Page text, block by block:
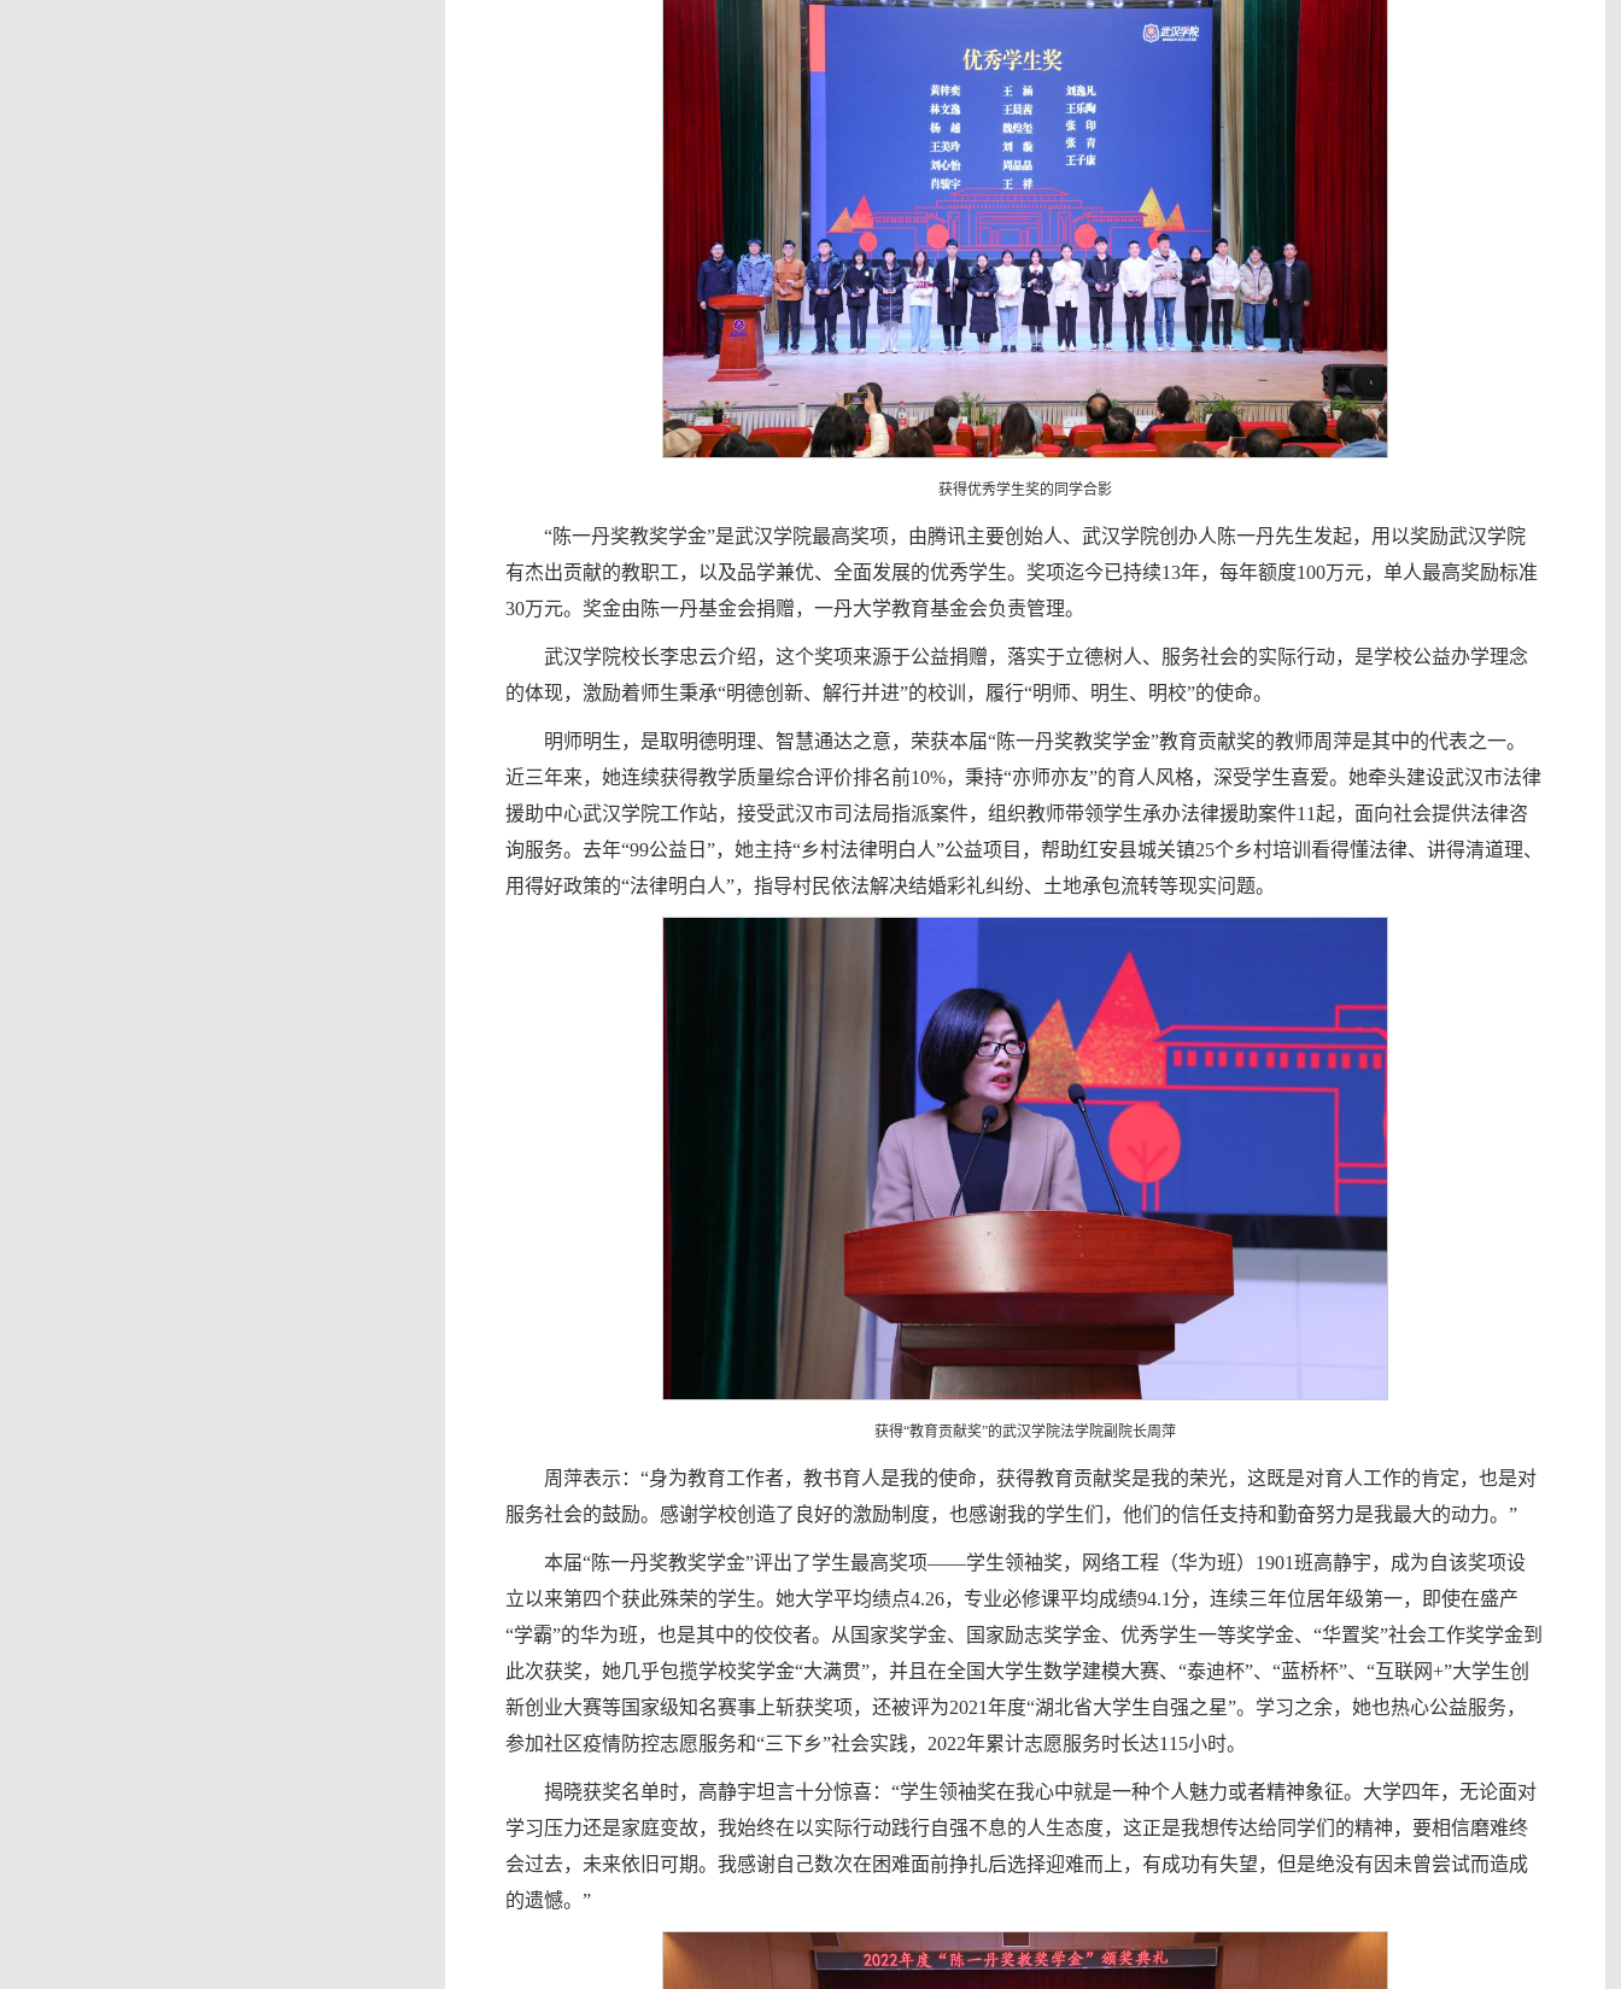
获得优秀学生奖的同学合影
“陈一丹奖教奖学金”是武汉学院最高奖项，由腾讯主要创始人、武汉学院创办人陈一丹先生发起，用以奖励武汉学院
有杰出贡献的教职工，以及品学兼优、全面发展的优秀学生。奖项迄今已持续13年，每年额度100万元，单人最高奖励标准
30万元。奖金由陈一丹基金会捐赠，一丹大学教育基金会负责管理。
武汉学院校长李忠云介绍，这个奖项来源于公益捐赠，落实于立德树人、服务社会的实际行动，是学校公益办学理念
的体现，激励着师生秉承“明德创新、解行并进”的校训，履行“明师、明生、明校”的使命。
明师明生，是取明德明理、智慧通达之意，荣获本届“陈一丹奖教奖学金”教育贡献奖的教师周萍是其中的代表之一。
近三年来，她连续获得教学质量综合评价排名前10%，秉持“亦师亦友”的育人风格，深受学生喜爱。她牵头建设武汉市法律
援助中心武汉学院工作站，接受武汉市司法局指派案件，组织教师带领学生承办法律援助案件11起，面向社会提供法律咨
询服务。去年“99公益日”，她主持“乡村法律明白人”公益项目，帮助红安县城关镇25个乡村培训看得懂法律、讲得清道理、
用得好政策的“法律明白人”，指导村民依法解决结婚彩礼纠纷、土地承包流转等现实问题。
获得“教育贡献奖”的武汉学院法学院副院长周萍
周萍表示：“身为教育工作者，教书育人是我的使命，获得教育贡献奖是我的荣光，这既是对育人工作的肯定，也是对
服务社会的鼓励。感谢学校创造了良好的激励制度，也感谢我的学生们，他们的信任支持和勤奋努力是我最大的动力。”
本届“陈一丹奖教奖学金”评出了学生最高奖项——学生领袖奖，网络工程（华为班）1901班高静宇，成为自该奖项设
立以来第四个获此殊荣的学生。她大学平均绩点4.26，专业必修课平均成绩94.1分，连续三年位居年级第一，即使在盛产
“学霸”的华为班，也是其中的佼佼者。从国家奖学金、国家励志奖学金、优秀学生一等奖学金、“华置奖”社会工作奖学金到
此次获奖，她几乎包揽学校奖学金“大满贯”，并且在全国大学生数学建模大赛、“泰迪杯”、“蓝桥杯”、“互联网+”大学生创
新创业大赛等国家级知名赛事上斩获奖项，还被评为2021年度“湖北省大学生自强之星”。学习之余，她也热心公益服务，
参加社区疫情防控志愿服务和“三下乡”社会实践，2022年累计志愿服务时长达115小时。
揭晓获奖名单时，高静宇坦言十分惊喜：“学生领袖奖在我心中就是一种个人魅力或者精神象征。大学四年，无论面对
学习压力还是家庭变故，我始终在以实际行动践行自强不息的人生态度，这正是我想传达给同学们的精神，要相信磨难终
会过去，未来依旧可期。我感谢自己数次在困难面前挣扎后选择迎难而上，有成功有失望，但是绝没有因未曾尝试而造成
的遗憾。”